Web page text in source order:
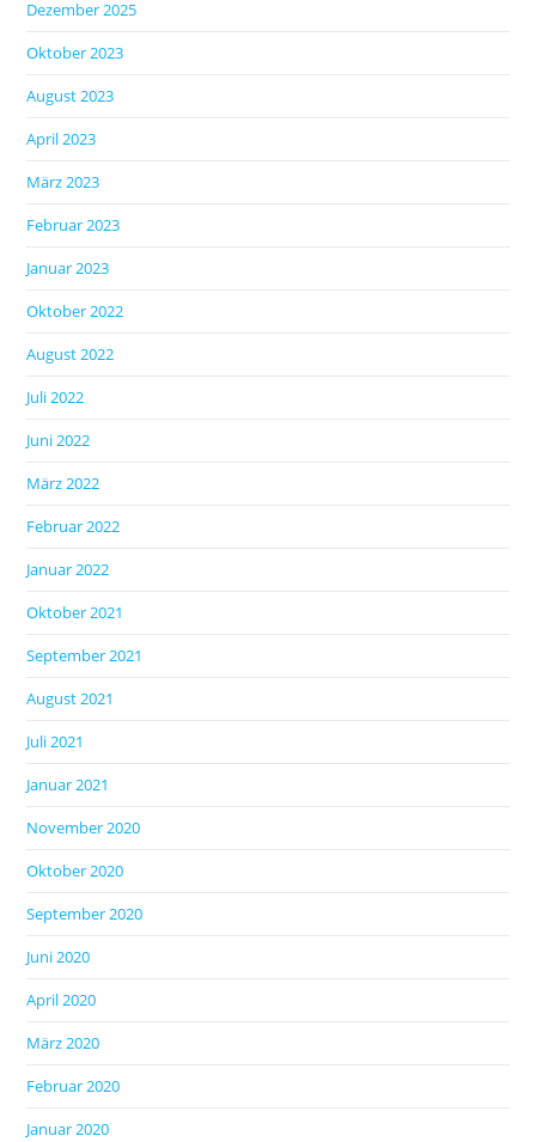
Dezember 2025
Oktober 2023
August 2023
April 2023
März 2023
Februar 2023
Januar 2023
Oktober 2022
August 2022
Juli 2022
Juni 2022
März 2022
Februar 2022
Januar 2022
Oktober 2021
September 2021
August 2021
Juli 2021
Januar 2021
November 2020
Oktober 2020
September 2020
Juni 2020
April 2020
März 2020
Februar 2020
Januar 2020